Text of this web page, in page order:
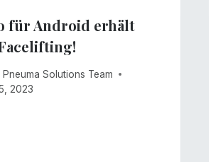
für Android erhält
Pneuma Solutions Team
2023